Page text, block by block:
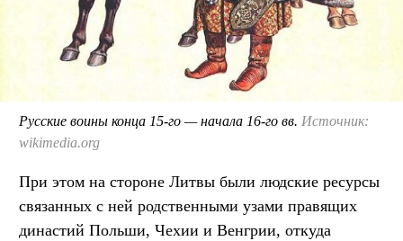
Русские воины конца 15-го — начала 16-го вв. Источник:
wikimedia.org
При этом на стороне Литвы были людские ресурсы
связанных с ней родственными узами правящих
династий Польши, Чехии и Венгрии, откуда